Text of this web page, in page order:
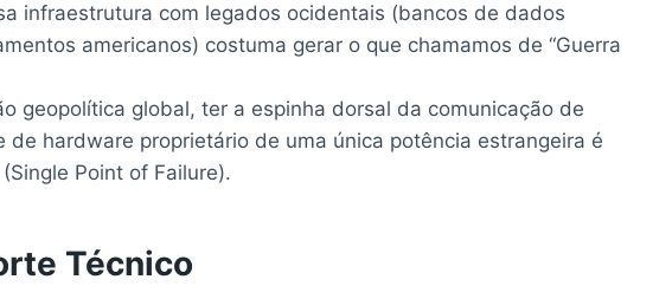
infraestrutura com legados ocidentais (bancos de dados
americanos) costuma gerar o que chamamos de “Guerra
geopolítica global, ter a espinha dorsal da comunicação de
hardware proprietário de uma única potência estrangeira é
Point of Failure).
Técnico